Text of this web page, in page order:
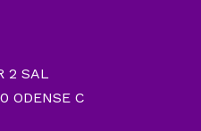
2 SAL
ODENSE C